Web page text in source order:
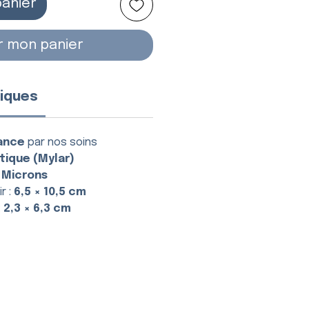
mon panier
par nos soins
(Mylar)
: 6,5 × 10,5 cm
2,3 × 6,3 cm